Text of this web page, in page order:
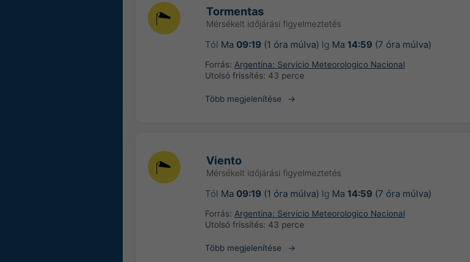
Tormentas
Mérsékelt időjárási figyelmeztetés
Tól Ma 09:19 (1 óra múlva) Ig Ma 14:59 (7 óra múlva)
Forrás: Argentina: Servicio Meteorologico Nacional
Utolsó frissítés: 43 perce
Több megjelenítése
Viento
Mérsékelt időjárási figyelmeztetés
Tól Ma 09:19 (1 óra múlva) Ig Ma 14:59 (7 óra múlva)
Forrás: Argentina: Servicio Meteorologico Nacional
Utolsó frissítés: 43 perce
Több megjelenítése